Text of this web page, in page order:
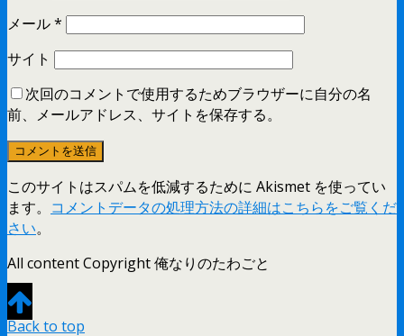
メール*
サイト
次回のコメントで使用するためブラウザーに自分の名
前、メールアドレス、サイトを保存する。
このサイトはスパムを低減するために Akismet を使ってい
ます。 コメントデータの処理方法の詳細はこちらをご覧くだ
さい。
All content Copyright 俺なりのたわごと
Back to top